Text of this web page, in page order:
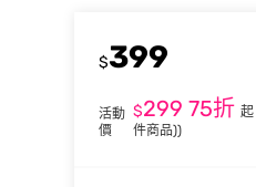
$399
活動
價
$299 75折 起
件商品))